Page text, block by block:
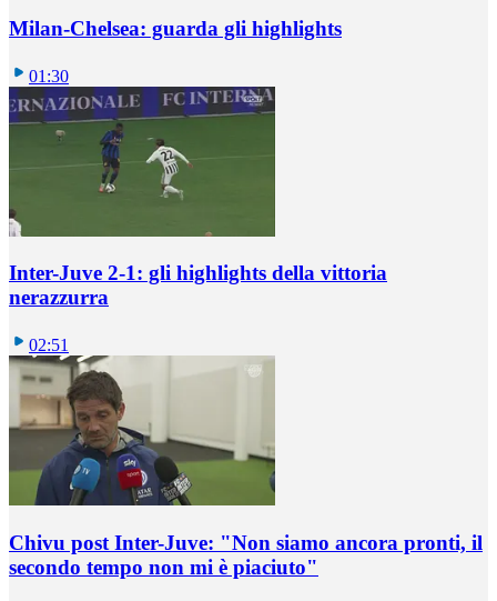
Milan-Chelsea: guarda gli highlights
01:30
Inter-Juve 2-1: gli highlights della vittoria
nerazzurra
02:51
Chivu post Inter-Juve: "Non siamo ancora pronti, il
secondo tempo non mi è piaciuto"